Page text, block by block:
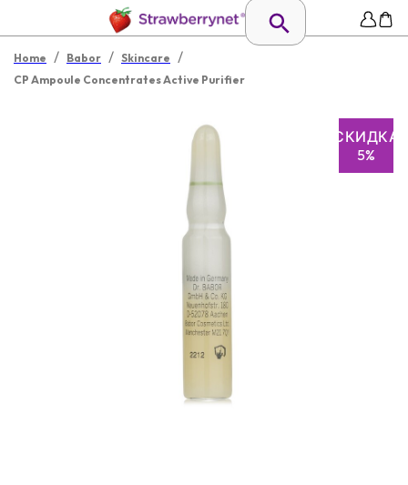
Home / Babor / Skincare /
CP Ampoule Concentrates Active Purifier
СКИДКА
5%